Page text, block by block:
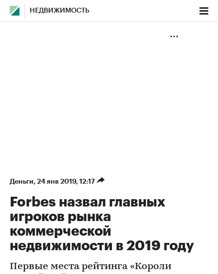
НЕДВИЖИМОСТЬ
Деньги⁠, 24 янв 2019, 12:17
Forbes назвал главных
игроков рынка
коммерческой
недвижимости в 2019 году
Первые места рейтинга «Короли